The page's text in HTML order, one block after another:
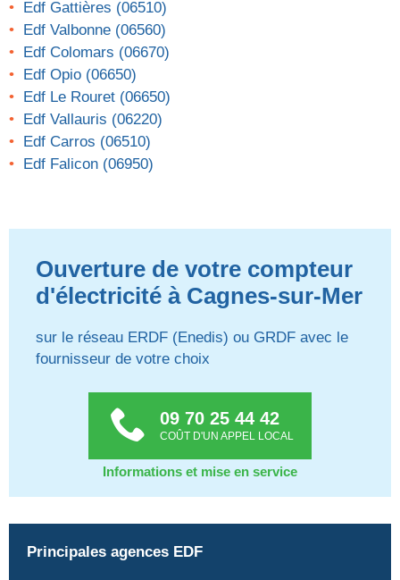
Edf Gattières (06510)
Edf Valbonne (06560)
Edf Colomars (06670)
Edf Opio (06650)
Edf Le Rouret (06650)
Edf Vallauris (06220)
Edf Carros (06510)
Edf Falicon (06950)
Ouverture de votre compteur
d'électricité à Cagnes-sur-Mer
sur le réseau ERDF (Enedis) ou GRDF avec le
fournisseur de votre choix
09 70 25 44 42
COÛT D'UN APPEL LOCAL
Informations et mise en service
Principales agences EDF